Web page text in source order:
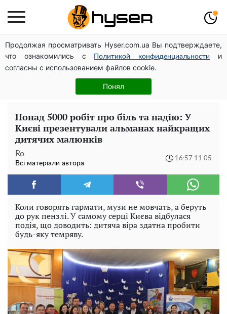
Продолжая просматривать Hyser.com.ua Вы подтверждаете,
что ознакомились с
Политикой конфиденциальности
и
согласны с использованием файлов cookie.
Понял
Чи може Поштова площа стати головною точкою
входу до історичного Києва
Дрони із націнкою: Олександр Конотопський вивів
мільйони оборонного бюджету через фіктивну фірму в
Понад 5000 робіт про біль та надію: У
Києві презентували альманах найкращих
дитячих малюнків
Ro
Всі матеріали автора
16:57 11.05
Коли говорять гармати, музи не мовчать, а беруть
до рук пензлі. У самому серці Києва відбулася
подія, що доводить: дитяча віра здатна пробити
будь-яку темряву.